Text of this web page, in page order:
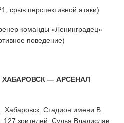
срыв перспективной атаки)
команды «Ленинградец»
поведение)
ХАБАРОВСК — АРСЕНАЛ
Хабаровск. Стадион имени В.
зрителей. Судья Владислав